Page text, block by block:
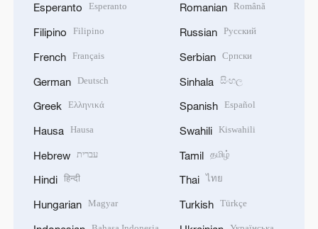
Esperanto Esperanto
Filipino Filipino
French Français
German Deutsch
Greek Ελληνικά
Hausa Hausa
Hebrew עברית
Hindi हिन्दी
Hungarian Magyar
Romanian Română
Russian Русский
Serbian Српски
Sinhala සිංහල
Spanish Español
Swahili Kiswahili
Tamil தமிழ்
Thai ไทย
Turkish Türkçe